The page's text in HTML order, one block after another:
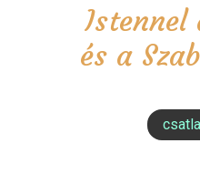
Istennel
és a